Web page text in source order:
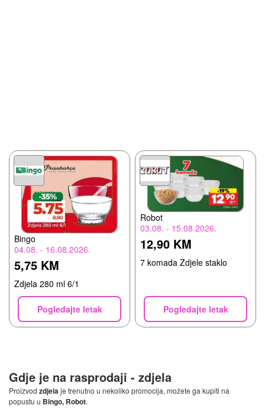
Bingo
04.08. - 16.08.2026.
5,75 KM
Zdjela 280 ml 6/1
Pogledajte letak
Robot
03.08. - 15.08.2026.
12,90 KM
7 komada Zdjele staklo
Pogledajte letak
Gdje je na rasprodaji - zdjela
Proizvod zdjelaje trenutno u nekoliko promocija, možete ga kupiti na
popustu u Bingo, Robot.